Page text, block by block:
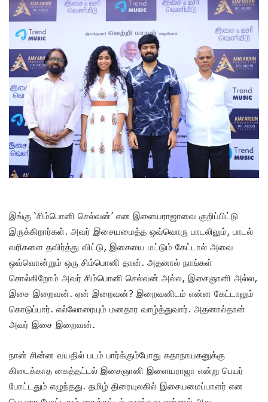
இங்கு ‘சிம்பொனி செல்வன்’ என இளையராஜாவை குறிப்பிட்டு
இருக்கிறார்கள். அவர் இசையமைத்த ஒவ்வொரு பாடலிலும், பாடல்
வரிகளை தவிர்த்து விட்டு, இசையை மட்டும் கேட்டால் அவை
ஒவ்வொன்றும் ஒரு சிம்பொனி தான். அதனால் நாங்கள்
சொல்கிறோம் அவர் சிம்பொனி செல்வன் அல்ல, இசைஞானி அல்ல,
இசை இறைவன். ஏன் இறைவன்? இறைவனிடம் என்ன கேட்டாலும்
கொடுப்பார். எல்லோரையும் மனதார வாழ்த்துவார். அதனால்தான்
அவர் இசை இறைவன்.
நான் சின்ன வயதில் படம் பார்க்கும்போது கதாநாயகனுக்கு
கிடைக்காத கைத்தட்டல் இசைஞானி இளையராஜா என்று பெயர்
போட்டதும் எழுந்தது. தமிழ் திரையுலகில் இசையமைப்பாளர் என